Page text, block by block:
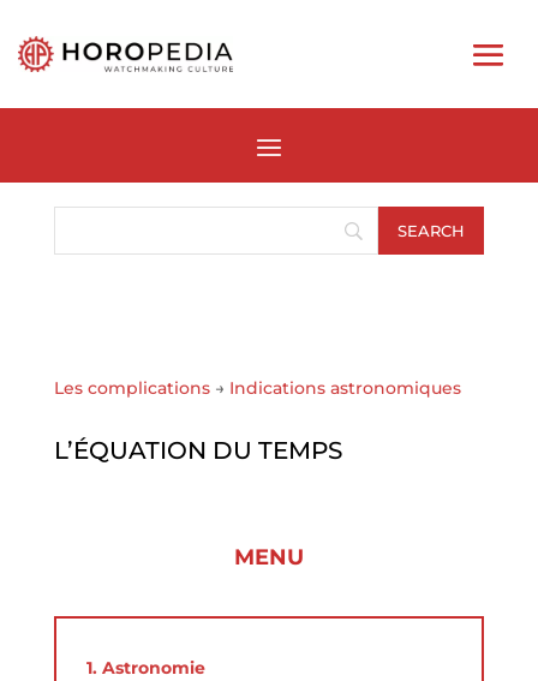
Les complications → Indications astronomiques
L’ÉQUATION DU TEMPS
MENU
1. Astronomie